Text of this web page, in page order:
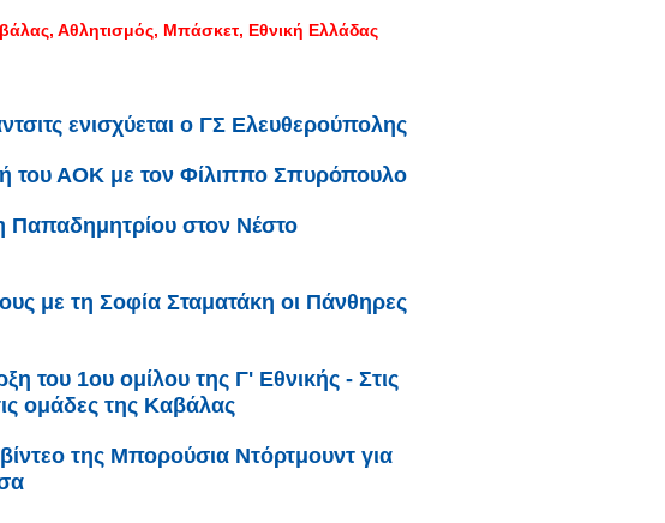
Αθλητισμός Μπάσκετ Εθνική Ελλάδας
ενισχύεται ο ΓΣ Ελευθερούπολης
του ΑΟΚ με τον Φίλιππο Σπυρόπουλο
στον Νέστο
με τη Σοφία Σταματάκη οι Πάνθηρες
του 1ου ομίλου της Γ' Εθνικής - Στις
ομάδες της Καβάλας
της Μπορούσια Ντόρτμουντ για